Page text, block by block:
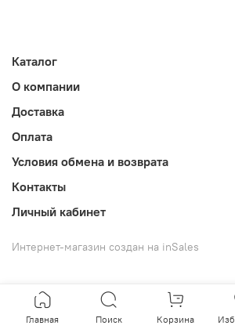
Каталог
О компании
Доставка
Оплата
Условия обмена и возврата
Контакты
Личный кабинет
Интернет-магазин создан на inSales
Главная Поиск Корзина